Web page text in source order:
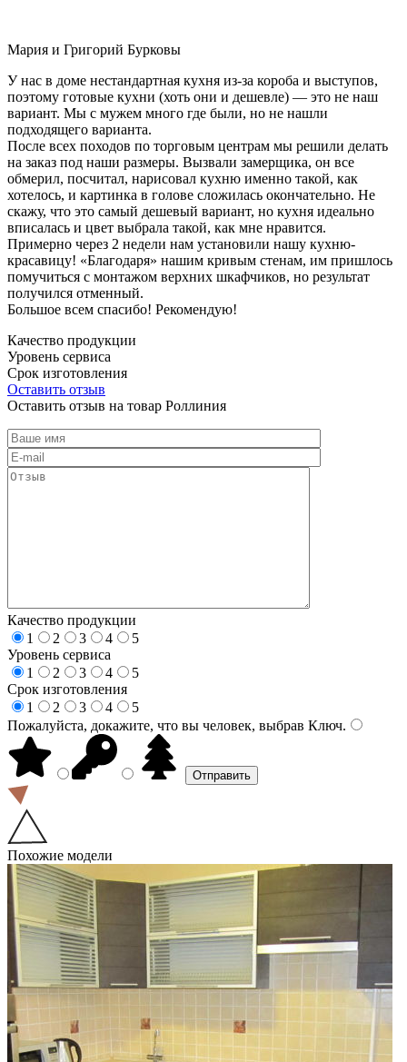
Мария и Григорий Бурковы
У нас в доме нестандартная кухня из-за короба и выступов,
поэтому готовые кухни (хоть они и дешевле) — это не наш
вариант. Мы с мужем много где были, но не нашли
подходящего варианта.
После всех походов по торговым центрам мы решили делать
на заказ под наши размеры. Вызвали замерщика, он все
обмерил, посчитал, нарисовал кухню именно такой, как
хотелось, и картинка в голове сложилась окончательно. Не
скажу, что это самый дешевый вариант, но кухня идеально
вписалась и цвет выбрала такой, как мне нравится.
Примерно через 2 недели нам установили нашу кухню-
красавицу! «Благодаря» нашим кривым стенам, им пришлось
помучиться с монтажом верхних шкафчиков, но результат
получился отменный.
Большое всем спасибо! Рекомендую!
Качество продукции
Уровень сервиса
Срок изготовления
Оставить отзыв
Оставить отзыв на товар Роллиния
Качество продукции
1
2 3 4
5
Уровень сервиса
1
2 3 4
5
Срок изготовления
1
2 3 4
5
Пожалуйста, докажите, что вы человек, выбрав Ключ.
Похожие модели